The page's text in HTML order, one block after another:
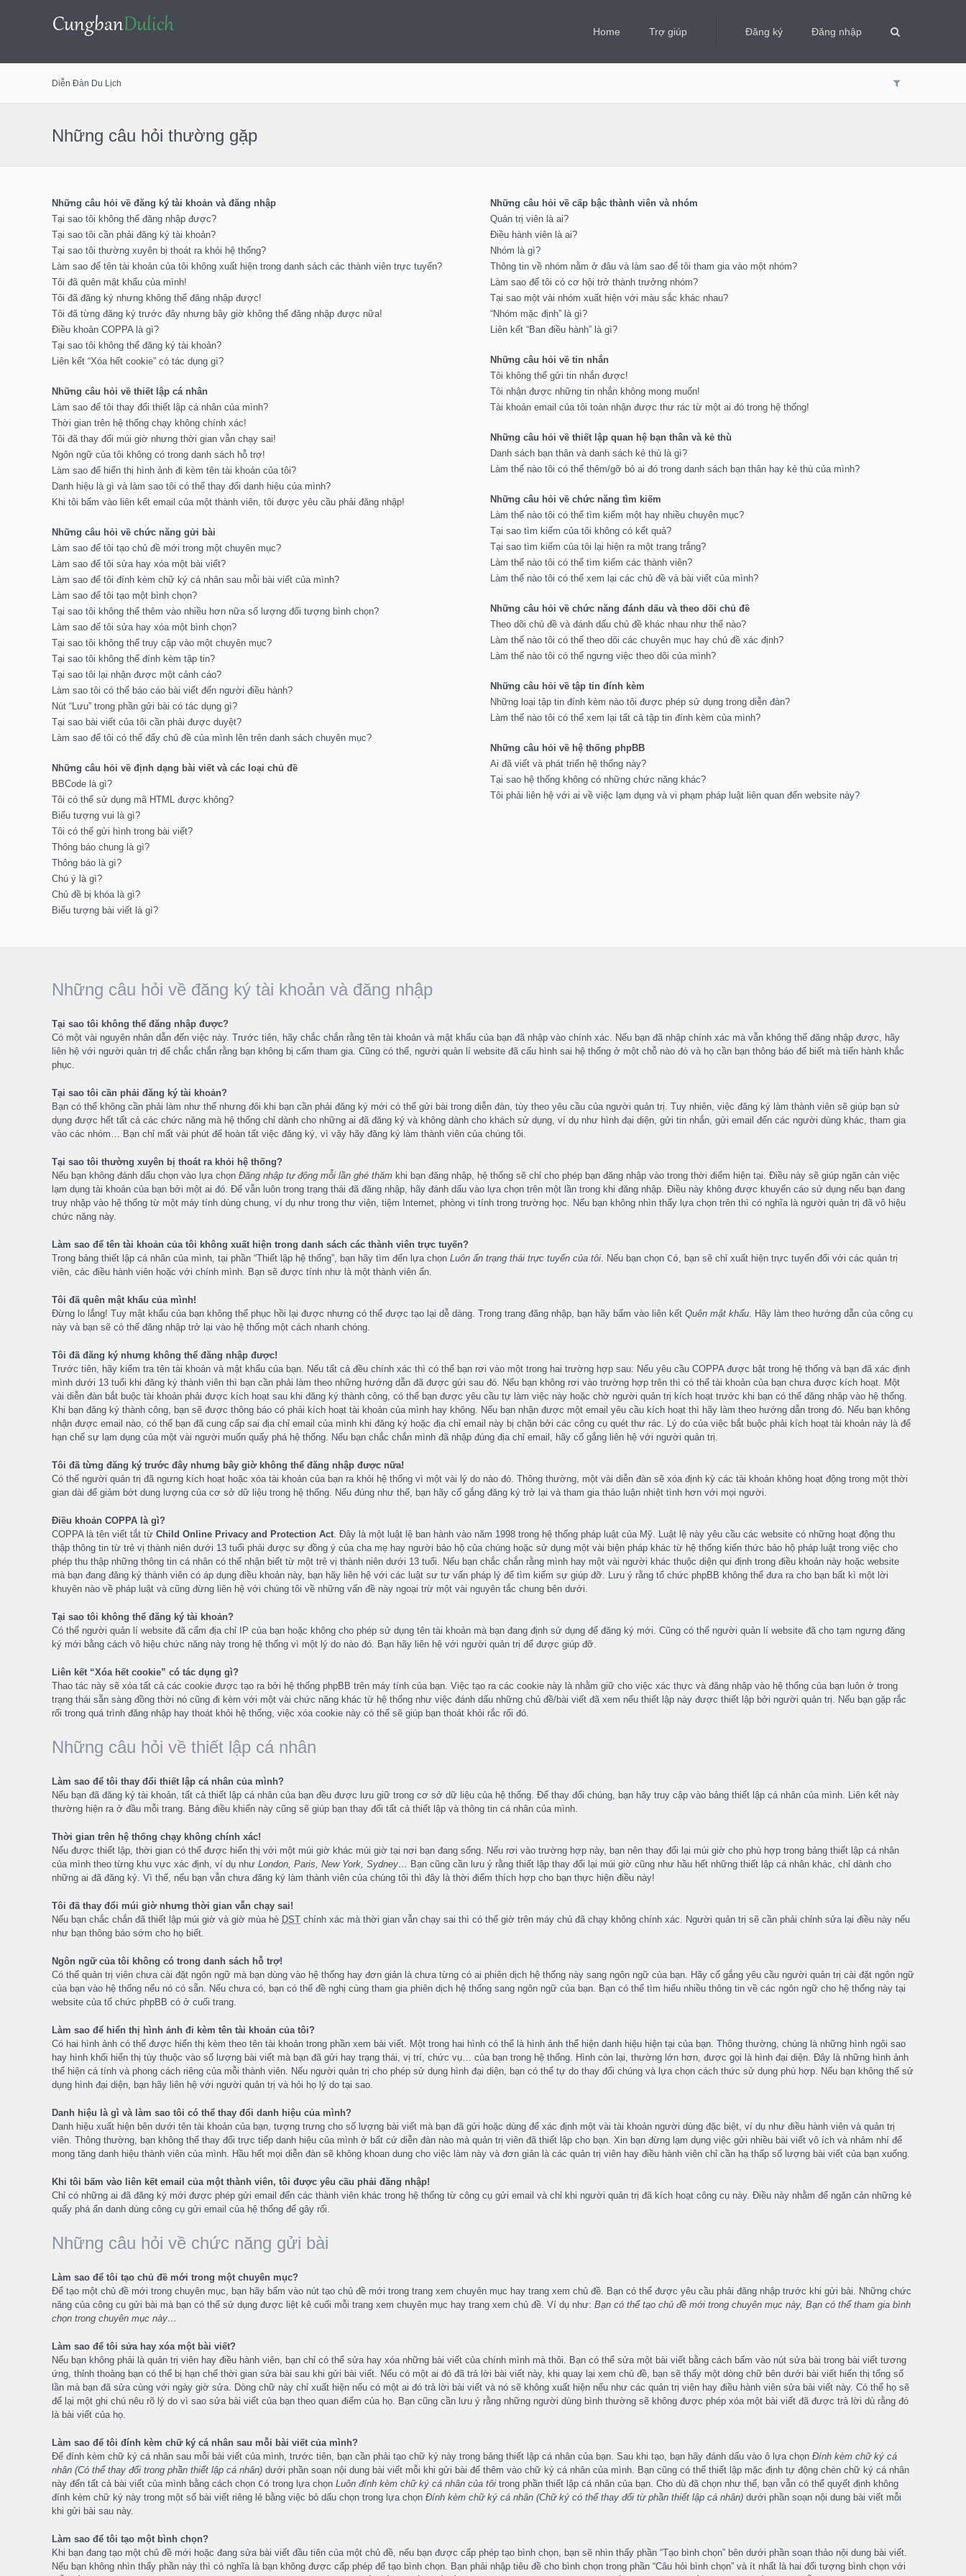
dung
Home Trợ giúp Đăng ký Đăng nhập
Diễn Đàn Du Lịch
Những câu hỏi thường gặp
Những câu hỏi về đăng ký tài khoản và đăng nhập
Tại sao tôi không thể đăng nhập được?
Tại sao tôi cần phải đăng ký tài khoản?
Tại sao tôi thường xuyên bị thoát ra khỏi hệ thống?
Làm sao để tên tài khoản của tôi không xuất hiện trong danh sách các thành viên trực tuyến?
Tôi đã quên mật khẩu của mình!
Tôi đã đăng ký nhưng không thể đăng nhập được!
Tôi đã từng đăng ký trước đây nhưng bây giờ không thể đăng nhập được nữa!
Điều khoản COPPA là gì?
Tại sao tôi không thể đăng ký tài khoản?
Liên kết “Xóa hết cookie” có tác dụng gì?
Những câu hỏi về thiết lập cá nhân
Làm sao để tôi thay đổi thiết lập cá nhân của mình?
Thời gian trên hệ thống chạy không chính xác!
Tôi đã thay đổi múi giờ nhưng thời gian vẫn chạy sai!
Ngôn ngữ của tôi không có trong danh sách hỗ trợ!
Làm sao để hiển thị hình ảnh đi kèm tên tài khoản của tôi?
Danh hiệu là gì và làm sao tôi có thể thay đổi danh hiệu của mình?
Khi tôi bấm vào liên kết email của một thành viên, tôi được yêu cầu phải đăng nhập!
Những câu hỏi về chức năng gửi bài
Làm sao để tôi tạo chủ đề mới trong một chuyên mục?
Làm sao để tôi sửa hay xóa một bài viết?
Làm sao để tôi đính kèm chữ ký cá nhân sau mỗi bài viết của mình?
Làm sao để tôi tạo một bình chọn?
Tại sao tôi không thể thêm vào nhiều hơn nữa số lượng đối tượng bình chọn?
Làm sao để tôi sửa hay xóa một bình chọn?
Tại sao tôi không thể truy cập vào một chuyên mục?
Tại sao tôi không thể đính kèm tập tin?
Tại sao tôi lại nhận được một cảnh cáo?
Làm sao tôi có thể báo cáo bài viết đến người điều hành?
Nút “Lưu” trong phần gửi bài có tác dụng gì?
Tại sao bài viết của tôi cần phải được duyệt?
Làm sao để tôi có thể đẩy chủ đề của mình lên trên danh sách chuyên mục?
Những câu hỏi về định dạng bài viết và các loại chủ đề
BBCode là gì?
Tôi có thể sử dụng mã HTML được không?
Biểu tượng vui là gì?
Tôi có thể gửi hình trong bài viết?
Thông báo chung là gì?
Thông báo là gì?
Chú ý là gì?
Chủ đề bị khóa là gì?
Biểu tượng bài viết là gì?
Những câu hỏi về cấp bậc thành viên và nhóm
Quản trị viên là ai?
Điều hành viên là ai?
Nhóm là gì?
Thông tin về nhóm nằm ở đâu và làm sao để tôi tham gia vào một nhóm?
Làm sao để tôi có cơ hội trở thành trưởng nhóm?
Tại sao một vài nhóm xuất hiện với màu sắc khác nhau?
“Nhóm mặc định” là gì?
Liên kết “Ban điều hành” là gì?
Những câu hỏi về tin nhắn
Tôi không thể gửi tin nhắn được!
Tôi nhận được những tin nhắn không mong muốn!
Tài khoản email của tôi toàn nhận được thư rác từ một ai đó trong hệ thống!
Những câu hỏi về thiết lập quan hệ bạn thân và kẻ thù
Danh sách bạn thân và danh sách kẻ thù là gì?
Làm thế nào tôi có thể thêm/gỡ bỏ ai đó trong danh sách bạn thân hay kẻ thù của mình?
Những câu hỏi về chức năng tìm kiếm
Làm thế nào tôi có thể tìm kiếm một hay nhiều chuyên mục?
Tại sao tìm kiếm của tôi không có kết quả?
Tại sao tìm kiếm của tôi lại hiện ra một trang trắng?
Làm thế nào tôi có thể tìm kiếm các thành viên?
Làm thế nào tôi có thể xem lại các chủ đề và bài viết của mình?
Những câu hỏi về chức năng đánh dấu và theo dõi chủ đề
Theo dõi chủ đề và đánh dấu chủ đề khác nhau như thế nào?
Làm thế nào tôi có thể theo dõi các chuyên mục hay chủ đề xác định?
Làm thế nào tôi có thể ngưng việc theo dõi của mình?
Những câu hỏi về tập tin đính kèm
Những loại tập tin đính kèm nào tôi được phép sử dụng trong diễn đàn?
Làm thế nào tôi có thể xem lại tất cả tập tin đính kèm của mình?
Những câu hỏi về hệ thống phpBB
Ai đã viết và phát triển hệ thống này?
Tại sao hệ thống không có những chức năng khác?
Tôi phải liên hệ với ai về việc lạm dụng và vi phạm pháp luật liên quan đến website này?
Những câu hỏi về đăng ký tài khoản và đăng nhập
Tại sao tôi không thể đăng nhập được?
Có một vài nguyên nhân dẫn đến việc này. Trước tiên, hãy chắc chắn rằng tên tài khoản và mật khẩu của bạn đã nhập vào chính xác. Nếu bạn đã nhập chính xác mà vẫn không thể đăng nhập được, hãy
liên hệ với người quản trị để chắc chắn rằng bạn không bị cấm tham gia. Cũng có thể, người quản lí website đã cấu hình sai hệ thống ở một chỗ nào đó và họ cần bạn thông báo để biết mà tiến hành khắc
phục.
Tại sao tôi cần phải đăng ký tài khoản?
Bạn có thể không cần phải làm như thế nhưng đôi khi bạn cần phải đăng ký mới có thể gửi bài trong diễn đàn, tùy theo yêu cầu của người quản trị. Tuy nhiên, việc đăng ký làm thành viên sẽ giúp bạn sử
dụng được hết tất cả các chức năng mà hệ thống chỉ dành cho những ai đã đăng ký và không dành cho khách sử dụng, ví dụ như hình đại diện, gửi tin nhắn, gửi email đến các người dùng khác, tham gia
vào các nhóm… Bạn chỉ mất vài phút để hoàn tất việc đăng ký, vì vậy hãy đăng ký làm thành viên của chúng tôi.
Tại sao tôi thường xuyên bị thoát ra khỏi hệ thống?
Nếu bạn không đánh dấu chọn vào lựa chọn Đăng nhập tự động mỗi lần ghé thăm khi bạn đăng nhập, hệ thống sẽ chỉ cho phép bạn đăng nhập vào trong thời điểm hiện tại. Điều này sẽ giúp ngăn cản việc
lạm dụng tài khoản của bạn bởi một ai đó. Để vẫn luôn trong trạng thái đã đăng nhập, hãy đánh dấu vào lựa chọn trên một lần trong khi đăng nhập. Điều này không được khuyến cáo sử dụng nếu bạn đang
truy nhập vào hệ thống từ một máy tính dùng chung, ví dụ như trong thư viện, tiệm Internet, phòng vi tính trong trường học. Nếu bạn không nhìn thấy lựa chọn trên thì có nghĩa là người quản trị đã vô hiệu
chức năng này.
Làm sao để tên tài khoản của tôi không xuất hiện trong danh sách các thành viên trực tuyến?
Trong bảng thiết lập cá nhân của mình, tại phần “Thiết lập hệ thống”, bạn hãy tìm đến lựa chọn Luôn ẩn trạng thái trực tuyến của tôi. Nếu bạn chọn Có, bạn sẽ chỉ xuất hiện trực tuyến đối với các quản trị
viên, các điều hành viên hoặc với chính mình. Bạn sẽ được tính như là một thành viên ẩn.
Tôi đã quên mật khẩu của mình!
Đừng lo lắng! Tuy mật khẩu của bạn không thể phục hồi lại được nhưng có thể được tạo lại dễ dàng. Trong trang đăng nhập, bạn hãy bấm vào liên kết Quên mật khẩu. Hãy làm theo hướng dẫn của công cụ
này và bạn sẽ có thể đăng nhập trở lại vào hệ thống một cách nhanh chóng.
Tôi đã đăng ký nhưng không thể đăng nhập được!
Trước tiên, hãy kiểm tra tên tài khoản và mật khẩu của bạn. Nếu tất cả đều chính xác thì có thể bạn rơi vào một trong hai trường hợp sau: Nếu yêu cầu COPPA được bật trong hệ thống và bạn đã xác định
mình dưới 13 tuổi khi đăng ký thành viên thì bạn cần phải làm theo những hướng dẫn đã được gửi sau đó. Nếu bạn không rơi vào trường hợp trên thì có thể tài khoản của bạn chưa được kích hoạt. Một
vài diễn đàn bắt buộc tài khoản phải được kích hoạt sau khi đăng ký thành công, có thể bạn được yêu cầu tự làm việc này hoặc chờ người quản trị kích hoạt trước khi bạn có thể đăng nhập vào hệ thống.
Khi bạn đăng ký thành công, bạn sẽ được thông báo có phải kích hoạt tài khoản của mình hay không. Nếu bạn nhận được một email yêu cầu kích hoạt thì hãy làm theo hướng dẫn trong đó. Nếu bạn không
nhận được email nào, có thể bạn đã cung cấp sai địa chỉ email của mình khi đăng ký hoặc địa chỉ email này bị chặn bởi các công cụ quét thư rác. Lý do của việc bắt buộc phải kích hoạt tài khoản này là để
hạn chế sự lạm dụng của một vài người muốn quấy phá hệ thống. Nếu bạn chắc chắn mình đã nhập đúng địa chỉ email, hãy cố gắng liên hệ với người quản trị.
Tôi đã từng đăng ký trước đây nhưng bây giờ không thể đăng nhập được nữa!
Có thể người quản trị đã ngưng kích hoạt hoặc xóa tài khoản của bạn ra khỏi hệ thống vì một vài lý do nào đó. Thông thường, một vài diễn đàn sẽ xóa định kỳ các tài khoản không hoạt động trong một thời
gian dài để giảm bớt dung lượng của cơ sở dữ liệu trong hệ thống. Nếu đúng như thế, bạn hãy cố gắng đăng ký trở lại và tham gia thảo luận nhiệt tình hơn với mọi người.
Điều khoản COPPA là gì?
COPPA là tên viết tắt từ Child Online Privacy and Protection Act. Đây là một luật lệ ban hành vào năm 1998 trong hệ thống pháp luật của Mỹ. Luật lệ này yêu cầu các website có những hoạt động thu
thập thông tin từ trẻ vị thành niên dưới 13 tuổi phải được sự đồng ý của cha mẹ hay người bảo hộ của chúng hoặc sử dụng một vài biện pháp khác từ hệ thống kiến thức bảo hộ pháp luật trong việc cho
phép thu thập những thông tin cá nhân có thể nhận biết từ một trẻ vị thành niên dưới 13 tuổi. Nếu bạn chắc chắn rằng mình hay một vài người khác thuộc diện qui định trong điều khoản này hoặc website
mà bạn đang đăng ký thành viên có áp dụng điều khoản này, bạn hãy liên hệ với các luật sư tư vấn pháp lý để tìm kiếm sự giúp đỡ. Lưu ý rằng tổ chức phpBB không thể đưa ra cho bạn bất kì một lời
khuyên nào về pháp luật và cũng đừng liên hệ với chúng tôi về những vấn đề này ngoại trừ một vài nguyên tắc chung bên dưới.
Tại sao tôi không thể đăng ký tài khoản?
Có thể người quản lí website đã cấm địa chỉ IP của bạn hoặc không cho phép sử dụng tên tài khoản mà bạn đang định sử dụng để đăng ký mới. Cũng có thể người quản lí website đã cho tạm ngưng đăng
ký mới bằng cách vô hiệu chức năng này trong hệ thống vì một lý do nào đó. Bạn hãy liên hệ với người quản trị để được giúp đỡ.
Liên kết “Xóa hết cookie” có tác dụng gì?
Thao tác này sẽ xóa tất cả các cookie được tạo ra bởi hệ thống phpBB trên máy tính của bạn. Việc tạo ra các cookie này là nhằm giữ cho việc xác thực và đăng nhập vào hệ thống của bạn luôn ở trong
trạng thái sẵn sàng đồng thời nó cũng đi kèm với một vài chức năng khác từ hệ thống như việc đánh dấu những chủ đề/bài viết đã xem nếu thiết lập này được thiết lập bởi người quản trị. Nếu bạn gặp rắc
rối trong quá trình đăng nhập hay thoát khỏi hệ thống, việc xóa cookie này có thể sẽ giúp bạn thoát khỏi rắc rối đó.
Những câu hỏi về thiết lập cá nhân
Làm sao để tôi thay đổi thiết lập cá nhân của mình?
Nếu bạn đã đăng ký tài khoản, tất cả thiết lập cá nhân của bạn đều được lưu giữ trong cơ sở dữ liệu của hệ thống. Để thay đổi chúng, bạn hãy truy cập vào bảng thiết lập cá nhân của mình. Liên kết này
thường hiện ra ở đầu mỗi trang. Bảng điều khiển này cũng sẽ giúp bạn thay đổi tất cả thiết lập và thông tin cá nhân của mình.
Thời gian trên hệ thống chạy không chính xác!
Nếu được thiết lập, thời gian có thể được hiển thị với một múi giờ khác múi giờ tại nơi bạn đang sống. Nếu rơi vào trường hợp này, bạn nên thay đổi lại múi giờ cho phù hợp trong bảng thiết lập cá nhân
của mình theo từng khu vực xác định, ví dụ như London, Paris, New York, Sydney… Bạn cũng cần lưu ý rằng thiết lập thay đổi lại múi giờ cũng như hầu hết những thiết lập cá nhân khác, chỉ dành cho
những ai đã đăng ký. Vì thế, nếu bạn vẫn chưa đăng ký làm thành viên của chúng tôi thì đây là thời điểm thích hợp cho bạn thực hiện điều này!
Tôi đã thay đổi múi giờ nhưng thời gian vẫn chạy sai!
Nếu bạn chắc chắn đã thiết lập múi giờ và giờ mùa hè DST chính xác mà thời gian vẫn chạy sai thì có thể giờ trên máy chủ đã chạy không chính xác. Người quản trị sẽ cần phải chỉnh sửa lại điều này nếu
như bạn thông báo sớm cho họ biết.
Ngôn ngữ của tôi không có trong danh sách hỗ trợ!
Có thể quản trị viên chưa cài đặt ngôn ngữ mà bạn dùng vào hệ thống hay đơn giản là chưa từng có ai phiên dịch hệ thống này sang ngôn ngữ của bạn. Hãy cố gắng yêu cầu người quản trị cài đặt ngôn ngữ
của bạn vào hệ thống nếu nó có sẵn. Nếu chưa có, bạn có thể đề nghị cùng tham gia phiên dịch hệ thống sang ngôn ngữ của bạn. Bạn có thể tìm hiểu nhiều thông tin về các ngôn ngữ cho hệ thống này tại
website của tổ chức phpBB có ở cuối trang.
Làm sao để hiển thị hình ảnh đi kèm tên tài khoản của tôi?
Có hai hình ảnh có thể được hiển thị kèm theo tên tài khoản trong phần xem bài viết. Một trong hai hình có thể là hình ảnh thể hiện danh hiệu hiện tại của bạn. Thông thường, chúng là những hình ngôi sao
hay hình khối hiển thị tùy thuộc vào số lượng bài viết mà bạn đã gửi hay trạng thái, vị trí, chức vụ… của bạn trong hệ thống. Hình còn lại, thường lớn hơn, được gọi là hình đại diện. Đây là những hình ảnh
thể hiện cá tính và phong cách riêng của mỗi thành viên. Nếu người quản trị cho phép sử dụng hình đại diện, bạn có thể tự do thay đổi chúng và lựa chọn cách thức sử dụng phù hợp. Nếu bạn không thể sử
dụng hình đại diện, bạn hãy liên hệ với người quản trị và hỏi họ lý do tại sao.
Danh hiệu là gì và làm sao tôi có thể thay đổi danh hiệu của mình?
Danh hiệu xuất hiện bên dưới tên tài khoản của bạn, tượng trưng cho số lượng bài viết mà bạn đã gửi hoặc dùng để xác định một vài tài khoản người dùng đặc biệt, ví dụ như điều hành viên và quản trị
viên. Thông thường, bạn không thể thay đổi trực tiếp danh hiệu của mình ở bất cứ diễn đàn nào mà quản trị viên đã thiết lập cho bạn. Xin bạn đừng lạm dụng việc gửi nhiều bài viết vô ích và nhảm nhí để
mong tăng danh hiệu thành viên của mình. Hầu hết mọi diễn đàn sẽ không khoan dung cho việc làm này và đơn giản là các quản trị viên hay điều hành viên chỉ cần hạ thấp số lượng bài viết của bạn xuống.
Khi tôi bấm vào liên kết email của một thành viên, tôi được yêu cầu phải đăng nhập!
Chỉ có những ai đã đăng ký mới được phép gửi email đến các thành viên khác trong hệ thống từ công cụ gửi email và chỉ khi người quản trị đã kích hoạt công cụ này. Điều này nhằm để ngăn cản những kẻ
quấy phá ẩn danh dùng công cụ gửi email của hệ thống để gây rối.
Những câu hỏi về chức năng gửi bài
Làm sao để tôi tạo chủ đề mới trong một chuyên mục?
Để tạo một chủ đề mới trong chuyên mục, bạn hãy bấm vào nút tạo chủ đề mới trong trang xem chuyên mục hay trang xem chủ đề. Bạn có thể được yêu cầu phải đăng nhập trước khi gửi bài. Những chức
năng của công cụ gửi bài mà bạn có thể sử dụng được liệt kê cuối mỗi trang xem chuyên mục hay trang xem chủ đề. Ví dụ như: Bạn có thể tạo chủ đề mới trong chuyên mục này, Bạn có thể tham gia bình
chọn trong chuyên mục này…
Làm sao để tôi sửa hay xóa một bài viết?
Nếu bạn không phải là quản trị viên hay điều hành viên, bạn chỉ có thể sửa hay xóa những bài viết của chính mình mà thôi. Bạn có thể sửa một bài viết bằng cách bấm vào nút sửa bài trong bài viết tương
ứng, thỉnh thoảng bạn có thể bị hạn chế thời gian sửa bài sau khi gửi bài viết. Nếu có một ai đó đã trả lời bài viết này, khi quay lại xem chủ đề, bạn sẽ thấy một dòng chữ bên dưới bài viết hiển thị tổng số
lần mà bạn đã sửa cùng với ngày giờ sửa. Dòng chữ này chỉ xuất hiện nếu có một ai đó trả lời bài viết và nó sẽ không xuất hiện nếu như các quản trị viên hay điều hành viên sửa bài viết này. Có thể họ sẽ
để lại một ghi chú nêu rõ lý do vì sao sửa bài viết của bạn theo quan điểm của họ. Bạn cũng cần lưu ý rằng những người dùng bình thường sẽ không được phép xóa một bài viết đã được trả lời dù rằng đó
là bài viết của họ.
Làm sao để tôi đính kèm chữ ký cá nhân sau mỗi bài viết của mình?
Để đính kèm chữ ký cá nhân sau mỗi bài viết của mình, trước tiên, bạn cần phải tạo chữ ký này trong bảng thiết lập cá nhân của bạn. Sau khi tạo, bạn hãy đánh dấu vào ô lựa chọn Đính kèm chữ ký cá
nhân (Có thể thay đổi trong phần thiết lập cá nhân) dưới phần soạn nội dung bài viết mỗi khi gửi bài để thêm vào chữ ký cá nhân của mình. Bạn cũng có thể thiết lập mặc định tự động chèn chữ ký cá nhân
này đến tất cả bài viết của mình bằng cách chọn Có trong lựa chọn Luôn đính kèm chữ ký cá nhân của tôi trong phần thiết lập cá nhân của bạn. Cho dù đã chọn như thế, bạn vẫn có thể quyết định không
đính kèm chữ ký này trong một số bài viết riêng lẻ bằng việc bỏ dấu chọn trong lựa chọn Đính kèm chữ ký cá nhân (Chữ ký có thể thay đổi từ phần thiết lập cá nhân) dưới phần soạn nội dung bài viết mỗi
khi gửi bài sau này.
Làm sao để tôi tạo một bình chọn?
Khi bạn đang tạo một chủ đề mới hoặc đang sửa bài viết đầu tiên của một chủ đề, nếu bạn được cấp phép tạo bình chọn, bạn sẽ nhìn thấy phần “Tạo bình chọn” bên dưới phần soạn thảo nội dung bài viết.
Nếu bạn không nhìn thấy phần này thì có nghĩa là bạn không được cấp phép để tạo bình chọn. Bạn phải nhập tiêu đề cho bình chọn trong phần “Câu hỏi bình chọn” và ít nhất là hai đối tượng bình chọn với